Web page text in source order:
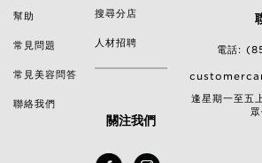
幫助
常見問題
常見美容問答
聯絡我們
搜尋分店
人材招聘
關注我們
電話:
逢星期一至五